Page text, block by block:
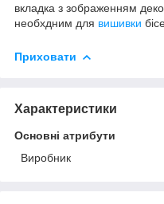
вкладка з зображенням
необхдним для вишивки
Приховати
Характеристики
Основні атрибути
Виробник